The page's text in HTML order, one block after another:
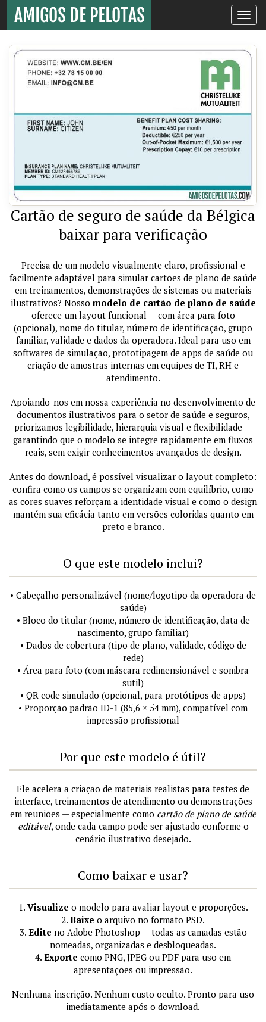
Toggle
Cartão de seguro de saúde da Bélgica
baixar para verificação
Precisa de um modelo visualmente claro, profissional e
facilmente adaptável para simular cartões de plano de saúde
em treinamentos, demonstrações de sistemas ou materiais
ilustrativos? Nosso modelo de cartão de plano de saúde
oferece um layout funcional — com área para foto
(opcional), nome do titular, número de identificação, grupo
familiar, validade e dados da operadora. Ideal para uso em
softwares de simulação, prototipagem de apps de saúde ou
criação de amostras internas em equipes de TI, RH e
atendimento.
Apoiando-nos em nossa experiência no desenvolvimento de
documentos ilustrativos para o setor de saúde e seguros,
priorizamos legibilidade, hierarquia visual e flexibilidade —
garantindo que o modelo se integre rapidamente em fluxos
reais, sem exigir conhecimentos avançados de design.
Antes do download, é possível visualizar o layout completo:
confira como os campos se organizam com equilíbrio, como
as cores suaves reforçam a identidade visual e como o design
mantém sua eficácia tanto em versões coloridas quanto em
preto e branco.
O que este modelo inclui?
• Cabeçalho personalizável (nome/logotipo da operadora de
saúde)
• Bloco do titular (nome, número de identificação, data de
nascimento, grupo familiar)
• Dados de cobertura (tipo de plano, validade, código de
rede)
• Área para foto (com máscara redimensionável e sombra
sutil)
• QR code simulado (opcional, para protótipos de apps)
• Proporção padrão ID-1 (85,6 × 54 mm), compatível com
impressão profissional
Por que este modelo é útil?
Ele acelera a criação de materiais realistas para testes de
interface, treinamentos de atendimento ou demonstrações
em reuniões — especialmente como cartão de plano de saúde
editável, onde cada campo pode ser ajustado conforme o
cenário ilustrativo desejado.
Como baixar e usar?
1. Visualize o modelo para avaliar layout e proporções.
2. Baixe o arquivo no formato PSD.
3. Edite no Adobe Photoshop — todas as camadas estão
nomeadas, organizadas e desbloqueadas.
4. Exporte como PNG, JPEG ou PDF para uso em
apresentações ou impressão.
Nenhuma inscrição. Nenhum custo oculto. Pronto para uso
imediatamente após o download.